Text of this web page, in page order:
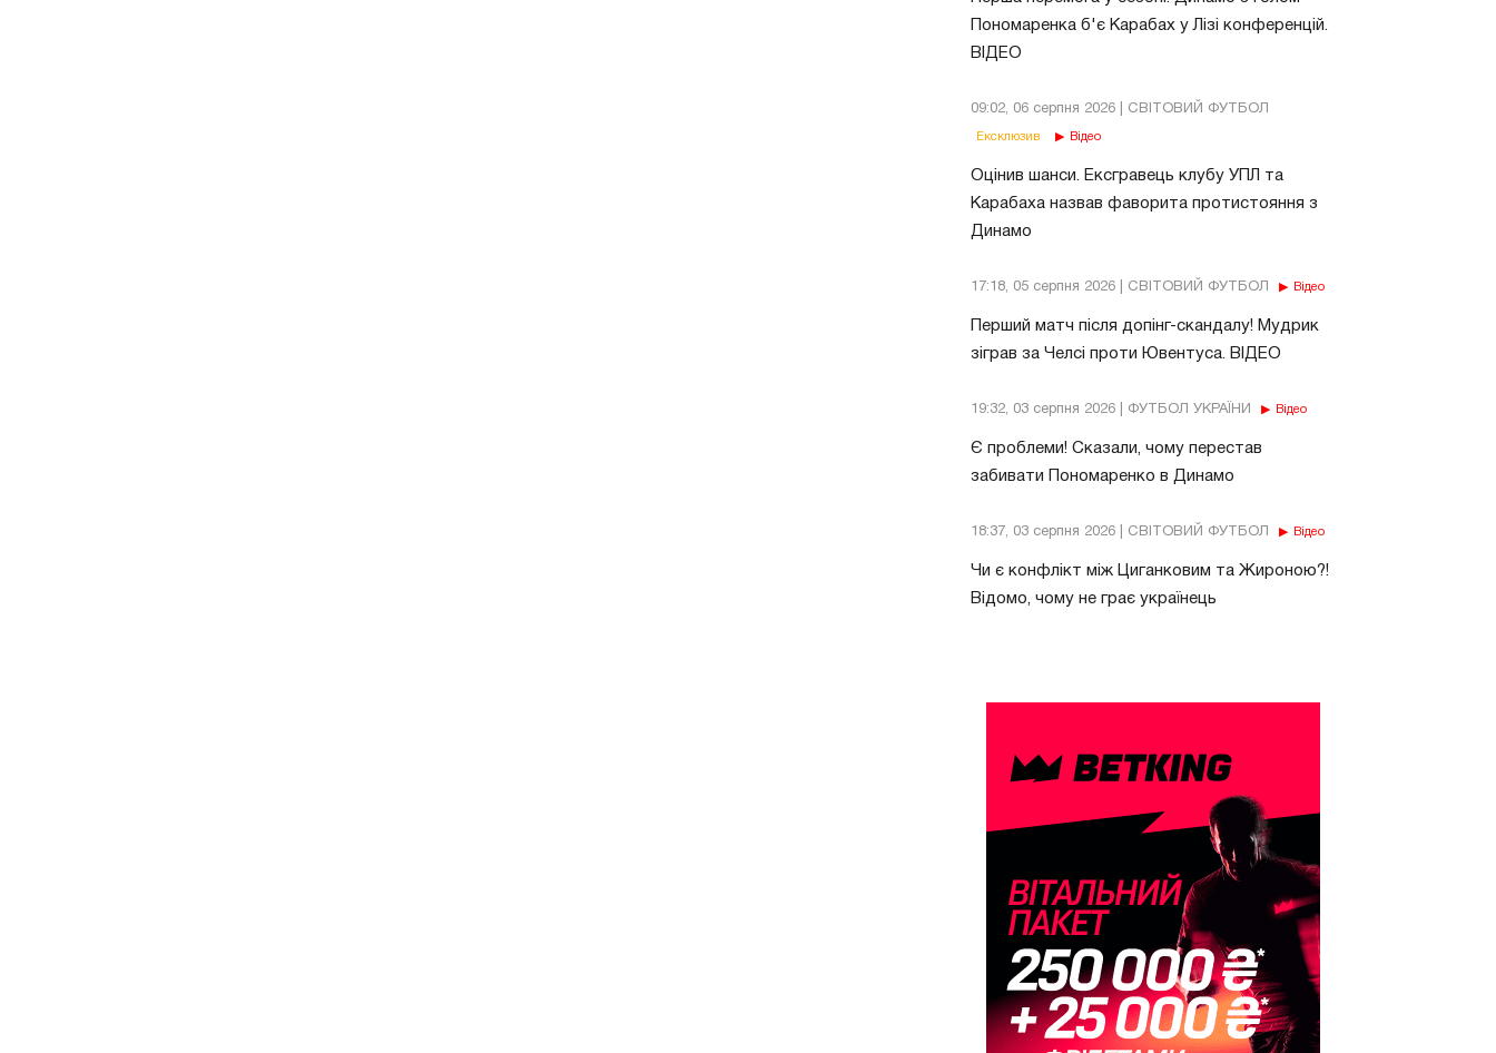
Пономаренка б'є Карабах у Лізі конференцій.
ВІДЕО
09:02, 06 серпня 2026 | СВІТОВИЙ ФУТБОЛ
Ексклюзив Відео
Оцінив шанси. Ексгравець клубу УПЛ та
Карабаха назвав фаворита протистояння з
Динамо
17:18, 05 серпня 2026 | СВІТОВИЙ ФУТБОЛ Відео
Перший матч після допінг-скандалу! Мудрик
зіграв за Челсі проти Ювентуса. ВІДЕО
19:32, 03 серпня 2026 | ФУТБОЛ УКРАЇНИ Відео
Є проблеми! Сказали, чому перестав
забивати Пономаренко в Динамо
18:37, 03 серпня 2026 | СВІТОВИЙ ФУТБОЛ Відео
Чи є конфлікт між Циганковим та Жироною?!
Відомо, чому не грає українець